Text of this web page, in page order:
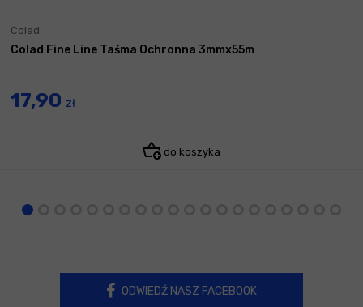
Colad
Colad Fine Line Taśma Ochronna 3mmx55m
17,90 zł
do koszyka
ODWIEDŹ NASZ FACEBOOK